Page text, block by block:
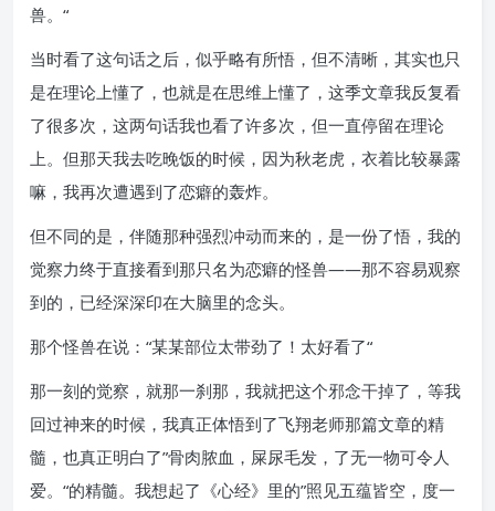
兽。“
当时看了这句话之后，似乎略有所悟，但不清晰，其实也只
是在理论上懂了，也就是在思维上懂了，这季文章我反复看
了很多次，这两句话我也看了许多次，但一直停留在理论
上。但那天我去吃晚饭的时候，因为秋老虎，衣着比较暴露
嘛，我再次遭遇到了恋癖的轰炸。
但不同的是，伴随那种强烈冲动而来的，是一份了悟，我的
觉察力终于直接看到那只名为恋癖的怪兽——那不容易观察
到的，已经深深印在大脑里的念头。
那个怪兽在说：“某某部位太带劲了！太好看了“
那一刻的觉察，就那一刹那，我就把这个邪念干掉了，等我
回过神来的时候，我真正体悟到了飞翔老师那篇文章的精
髓，也真正明白了”骨肉脓血，屎尿毛发，了无一物可令人
爱。“的精髓。我想起了《心经》里的”照见五蕴皆空，度一